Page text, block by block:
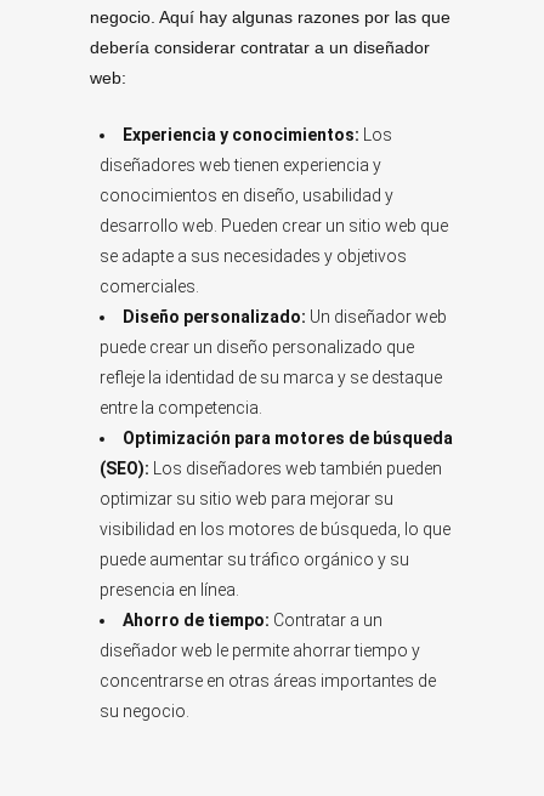
negocio. Aquí hay algunas razones por las que
debería considerar contratar a un diseñador
web:
Experiencia y conocimientos: Los
diseñadores web tienen experiencia y
conocimientos en diseño, usabilidad y
desarrollo web. Pueden crear un sitio web que
se adapte a sus necesidades y objetivos
comerciales.
Diseño personalizado: Un diseñador web
puede crear un diseño personalizado que
refleje la identidad de su marca y se destaque
entre la competencia.
Optimización para motores de búsqueda
(SEO): Los diseñadores web también pueden
optimizar su sitio web para mejorar su
visibilidad en los motores de búsqueda, lo que
puede aumentar su tráfico orgánico y su
presencia en línea.
Ahorro de tiempo: Contratar a un
diseñador web le permite ahorrar tiempo y
concentrarse en otras áreas importantes de
su negocio.